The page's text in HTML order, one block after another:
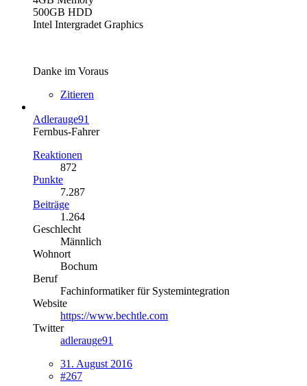
500GB HDD
Intel Intergradet Graphics
Danke im Voraus
Zitieren
Adlerauge91
Fernbus-Fahrer
Reaktionen
872
Punkte
7.287
Beiträge
1.264
Geschlecht
Männlich
Wohnort
Bochum
Beruf
Fachinformatiker für Systemintegration
Website
https://www.bechtle.com
Twitter
adlerauge91
31. August 2016
#267